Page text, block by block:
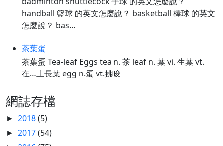
handball 籃球 的英文怎麼說？ basketball 棒球 的英文
怎麼說？ bas...
茶葉蛋
茶葉蛋 Tea-leaf Eggs tea n. 茶 leaf n. 葉 vi. 生葉 vt.
在…上長葉 egg n.蛋 vt.挑唆
網誌存檔
► 2018(5)
► 2017(54)